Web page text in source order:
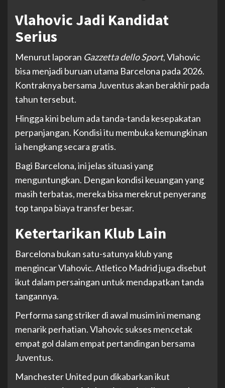
Vlahovic Jadi Kandidat
Serius
Menurut laporan Gazzetta dello Sport, Vlahovic
bisa menjadi buruan utama Barcelona pada 2026.
Kontraknya bersama Juventus akan berakhir pada
tahun tersebut.
Hingga kini belum ada tanda-tanda kesepakatan
perpanjangan. Kondisi itu membuka kemungkinan
ia hengkang secara gratis.
Bagi Barcelona, ini jelas situasi yang
menguntungkan. Dengan kondisi keuangan yang
masih terbatas, mereka bisa merekrut penyerang
top tanpa biaya transfer besar.
Ketertarikan Klub Lain
Barcelona bukan satu-satunya klub yang
mengincar Vlahovic. Atletico Madrid juga disebut
ikut dalam persaingan untuk mendapatkan tanda
tangannya.
Performa sang striker di awal musim ini memang
menarik perhatian. Vlahovic sukses mencetak
empat gol dalam empat pertandingan bersama
Juventus.
Manchester United pun dikabarkan ikut